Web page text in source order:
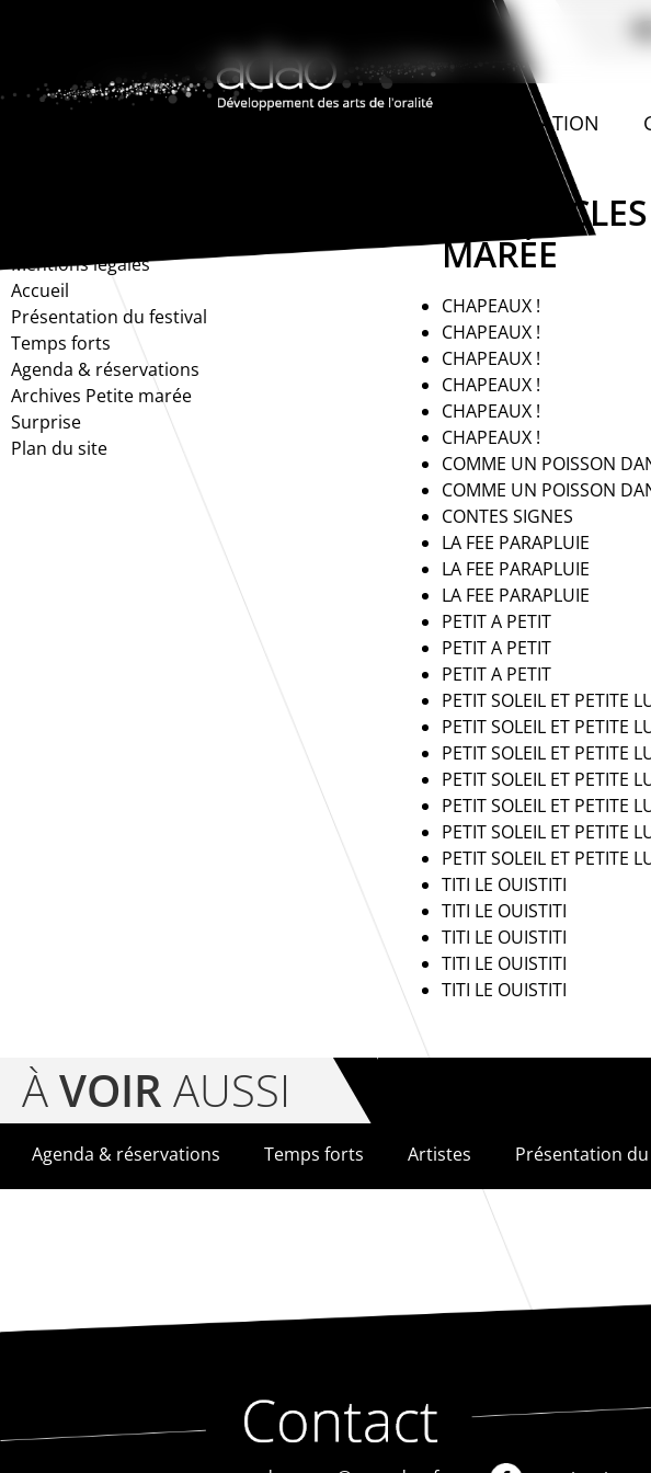
L’ASSOCIATION
Mentions légales
Accueil
Présentation du festival
Temps forts
Agenda & réservations
Archives Petite marée
Surprise
Plan du site
MARÉE
CHAPEAUX !
CHAPEAUX !
CHAPEAUX !
CHAPEAUX !
CHAPEAUX !
CHAPEAUX !
COMME UN POISSON
COMME UN POISSON
CONTES SIGNES
LA FEE PARAPLUIE
LA FEE PARAPLUIE
LA FEE PARAPLUIE
PETIT A PETIT
PETIT A PETIT
PETIT A PETIT
PETIT SOLEIL ET PETITE
PETIT SOLEIL ET PETITE
PETIT SOLEIL ET PETITE
PETIT SOLEIL ET PETITE
PETIT SOLEIL ET PETITE
PETIT SOLEIL ET PETITE
PETIT SOLEIL ET PETITE
TITI LE OUISTITI
TITI LE OUISTITI
TITI LE OUISTITI
TITI LE OUISTITI
TITI LE OUISTITI
ÀVOIR AUSSI
Agenda & réservations Temps forts Artistes Présentation